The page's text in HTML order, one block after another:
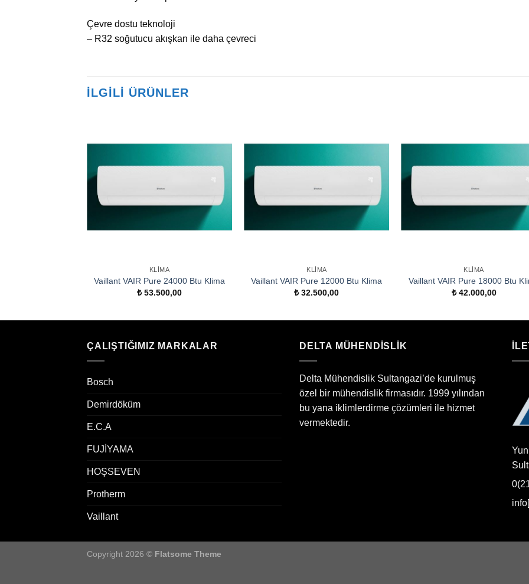
Çevre dostu teknoloji
– R32 soğutucu akışkan ile daha çevreci
İLGILI ÜRÜNLER
KLIMA
Vaillant VAIR Pure 24000 Btu Klima
₺53.500,00
KLIMA
Vaillant VAIR Pure 12000 Btu Klima
₺32.500,00
KLIMA
Vaillant VAIR Pure 18000 Btu
₺42.000,00
ÇALIŞTIĞIMIZ MARKALAR
Bosch
Demirdöküm
E.C.A
FUJİYAMA
HOŞSEVEN
Protherm
Vaillant
DELTA MÜHENDİSLİK
Delta Mühendislik Sultangazi’de kurulmuş
özel bir mühendislik firmasıdır. 1999 yılından
bu yana iklimlerdirme çözümleri ile hizmet
vermektedir.
Copyright 2026 © Flatsome Theme